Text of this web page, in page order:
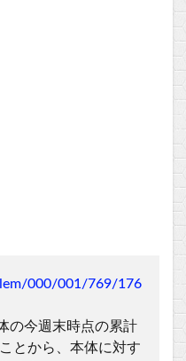
000/001/769/176
の今週末時点の累計
とから、本体に対す